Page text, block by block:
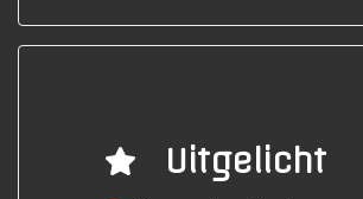
Uitgelicht